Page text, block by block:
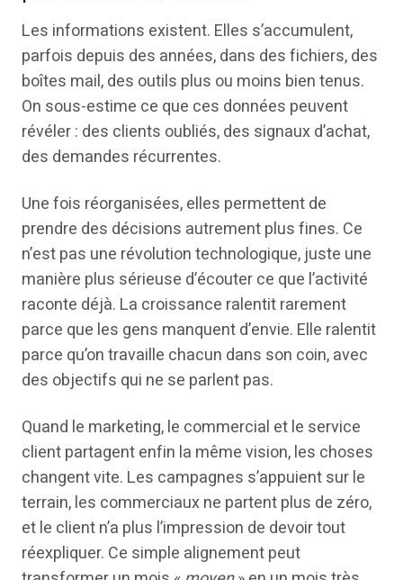
Les informations existent. Elles s’accumulent,
parfois depuis des années, dans des fichiers, des
boîtes mail, des outils plus ou moins bien tenus.
On sous-estime ce que ces données peuvent
révéler : des clients oubliés, des signaux d’achat,
des demandes récurrentes.
Une fois réorganisées, elles permettent de
prendre des décisions autrement plus fines. Ce
n’est pas une révolution technologique, juste une
manière plus sérieuse d’écouter ce que l’activité
raconte déjà. La croissance ralentit rarement
parce que les gens manquent d’envie. Elle ralentit
parce qu’on travaille chacun dans son coin, avec
des objectifs qui ne se parlent pas.
Quand le marketing, le commercial et le service
client partagent enfin la même vision, les choses
changent vite. Les campagnes s’appuient sur le
terrain, les commerciaux ne partent plus de zéro,
et le client n’a plus l’impression de devoir tout
réexpliquer. Ce simple alignement peut